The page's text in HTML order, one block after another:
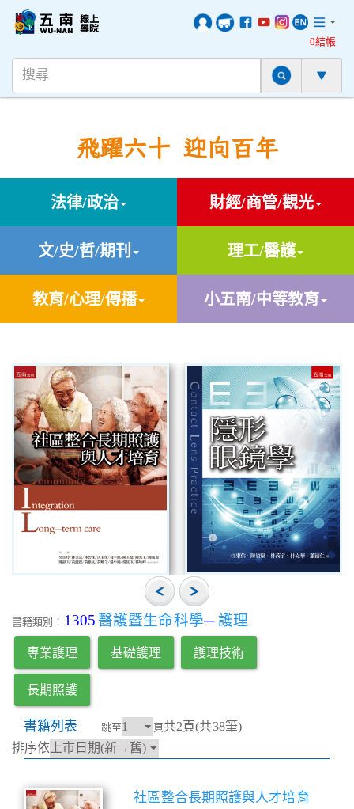
0結帳
飛躍六十 迎向百年
法律/政治 財經/商管/觀光
文/史/哲/期刊 理工/醫護
教育/心理/傳播 小五南/中等教育
書籍類別： 1305醫護暨生命科學─護理
專業護理 基礎護理 護理技術
長期照護
書籍列表 跳至 頁共2頁(共38筆)
排序依
社區整合長期照護與人才培育